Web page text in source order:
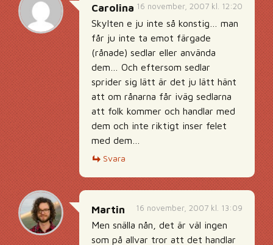
16 november, 2007 kl. 12:20
Carolina
Skylten e ju inte så konstig… man
får ju inte ta emot färgade
(rånade) sedlar eller använda
dem… Och eftersom sedlar
sprider sig lätt är det ju lätt hänt
att om rånarna får iväg sedlarna
att folk kommer och handlar med
dem och inte riktigt inser felet
med dem…
Svara
16 november, 2007 kl. 13:09
Martin
Men snälla nån, det är väl ingen
som på allvar tror att det handlar